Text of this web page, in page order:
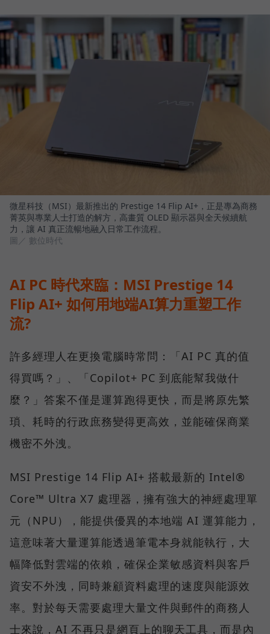
微星科技（MSI）最新推出的 Prestige 14 Flip AI+，正是專為商務
菁英與專業人士打造的解方，高畫質 OLED 顯示器與全天候續航
力，讓 AI 真正流暢地融入日常工作流程。
圖／ 數位時代
AI PC 時代來臨：MSI Prestige 14
Flip AI+ 如何用地端AI算力重塑工作
流?
許多經理人在更換電腦時常問：「AI PC 真的值
得買嗎？」、「Copilot+ PC 到底能幫我做什
麼？」答案不僅是運算跑得更快，而是將原先繁
瑣、耗時的行政庶務變得更高效，並能確保商業
機密不外洩。
MSI Prestige 14 Flip AI+ 搭載最新的 Intel®
Core™ Ultra X7 處理器，擁有強大的神經處理單
元（NPU），能提供優異的本地端 AI 運算能力，
這意味著大量運算能透過筆電本身就能執行，大
幅降低對雲端的依賴，確保企業敏感資料與客戶
資安不外洩，同時兼顧資料處理的速度與能源效
率。對於每天需要處理大量文件與郵件的商務人
士來說，AI 不再只是網頁上的聊天工具，而是內